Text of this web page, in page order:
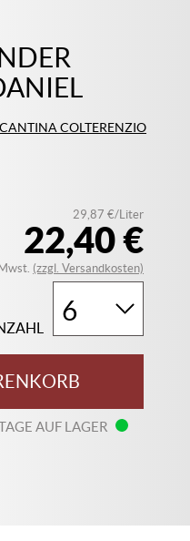
COLTERENZIO
22,40 €
29,87 €/Liter
(zzgl. Versandkosten)
AUF LAGER